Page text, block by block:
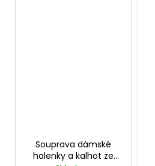
Souprava dámské
halenky a kalhot ze